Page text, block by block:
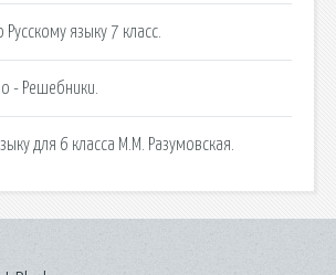
языку 7 класс.
- Решебники.
для 6 класса М.М. Разумовская.